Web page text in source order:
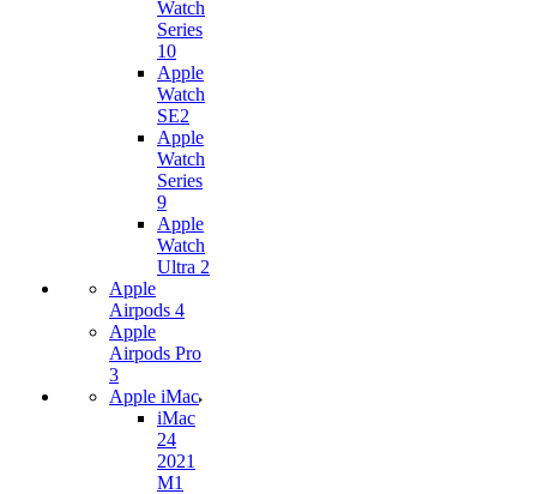
Watch
Series
10
Apple
Watch
SE2
Apple
Watch
Series
9
Apple
Watch
Ultra 2
Apple
Airpods 4
Apple
Airpods Pro
3
Apple iMac
iMac
24
2021
M1